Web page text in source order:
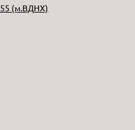
55 (м.ВДНХ)